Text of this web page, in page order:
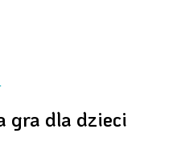
gra dla dzieci